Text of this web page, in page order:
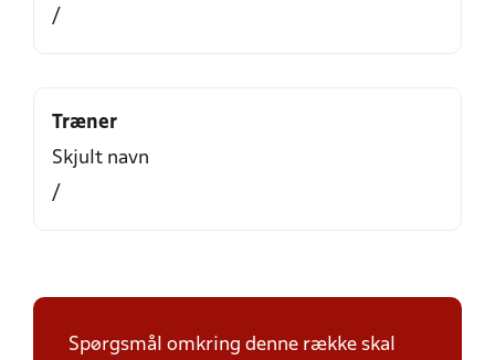
/
Træner
Skjult navn
/
Spørgsmål omkring denne række skal